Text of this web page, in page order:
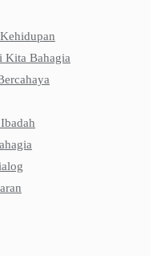
Kita Bahagia